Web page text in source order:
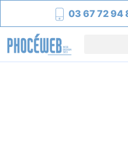
03 67 72 94